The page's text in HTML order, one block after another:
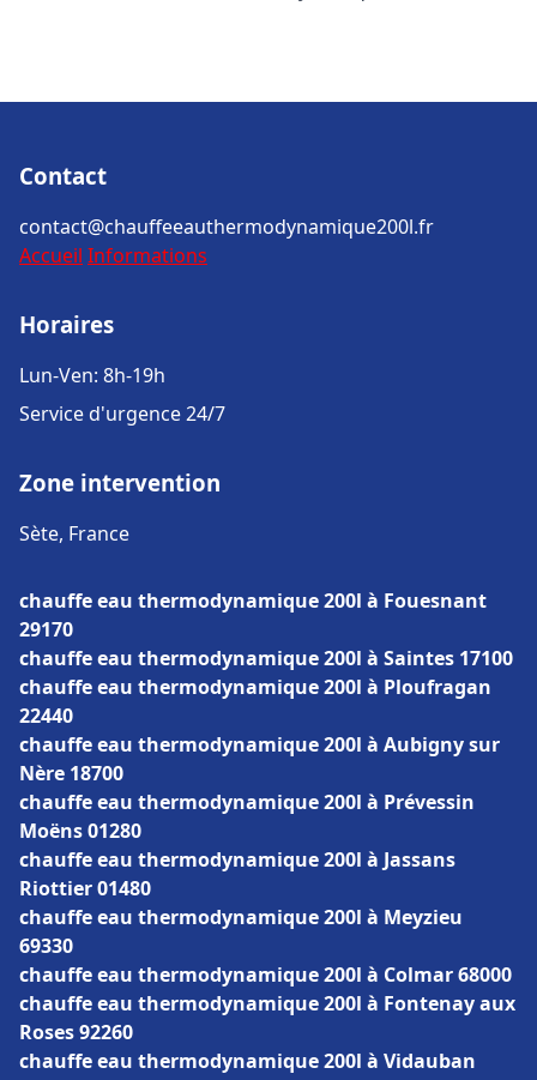
Contact
contact@chauffeeauthermodynamique200l.fr
Accueil Informations
Horaires
Lun-Ven: 8h-19h
Service d'urgence 24/7
Zone intervention
Sète, France
chauffe eau thermodynamique 200l à Fouesnant
29170
chauffe eau thermodynamique 200l à Saintes 17100
chauffe eau thermodynamique 200l à Ploufragan
22440
chauffe eau thermodynamique 200l à Aubigny sur
Nère 18700
chauffe eau thermodynamique 200l à Prévessin
Moëns 01280
chauffe eau thermodynamique 200l à Jassans
Riottier 01480
chauffe eau thermodynamique 200l à Meyzieu
69330
chauffe eau thermodynamique 200l à Colmar 68000
chauffe eau thermodynamique 200l à Fontenay aux
Roses 92260
chauffe eau thermodynamique 200l à Vidauban